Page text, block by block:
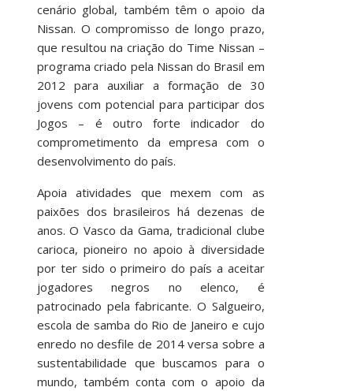
cenário global, também têm o apoio da
Nissan. O compromisso de longo prazo,
que resultou na criação do Time Nissan –
programa criado pela Nissan do Brasil em
2012 para auxiliar a formação de 30
jovens com potencial para participar dos
Jogos – é outro forte indicador do
comprometimento da empresa com o
desenvolvimento do país.
Apoia atividades que mexem com as
paixões dos brasileiros há dezenas de
anos. O Vasco da Gama, tradicional clube
carioca, pioneiro no apoio à diversidade
por ter sido o primeiro do país a aceitar
jogadores negros no elenco, é
patrocinado pela fabricante. O Salgueiro,
escola de samba do Rio de Janeiro e cujo
enredo no desfile de 2014 versa sobre a
sustentabilidade que buscamos para o
mundo, também conta com o apoio da